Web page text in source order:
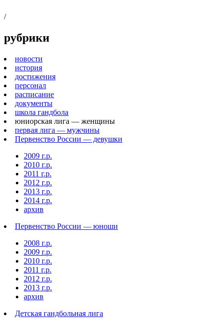
/
рубрики
новости
история
достижения
персонал
расписание
документы
школа гандбола
юниорская лига — женщины
первая лига — мужчины
Первенство России — девушки
2009 г.р.
2010 г.р.
2011 г.р.
2012 г.р.
2013 г.р.
2014 г.р.
архив
Первенство России — юноши
2008 г.р.
2009 г.р.
2010 г.р.
2011 г.р.
2012 г.р.
2013 г.р.
архив
Детская гандбольная лига